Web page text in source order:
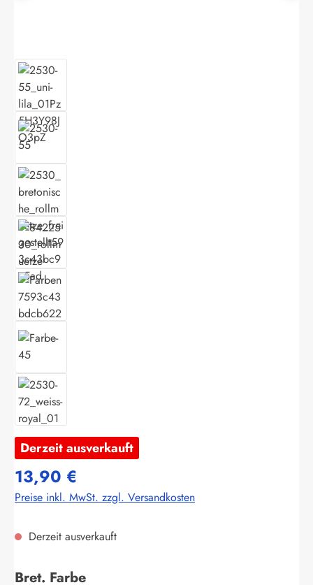
Derzeit ausverkauft
13,90 €
Preise inkl. MwSt. zzgl. Versandkosten
Derzeit ausverkauft
Bret. Farbeauswählen